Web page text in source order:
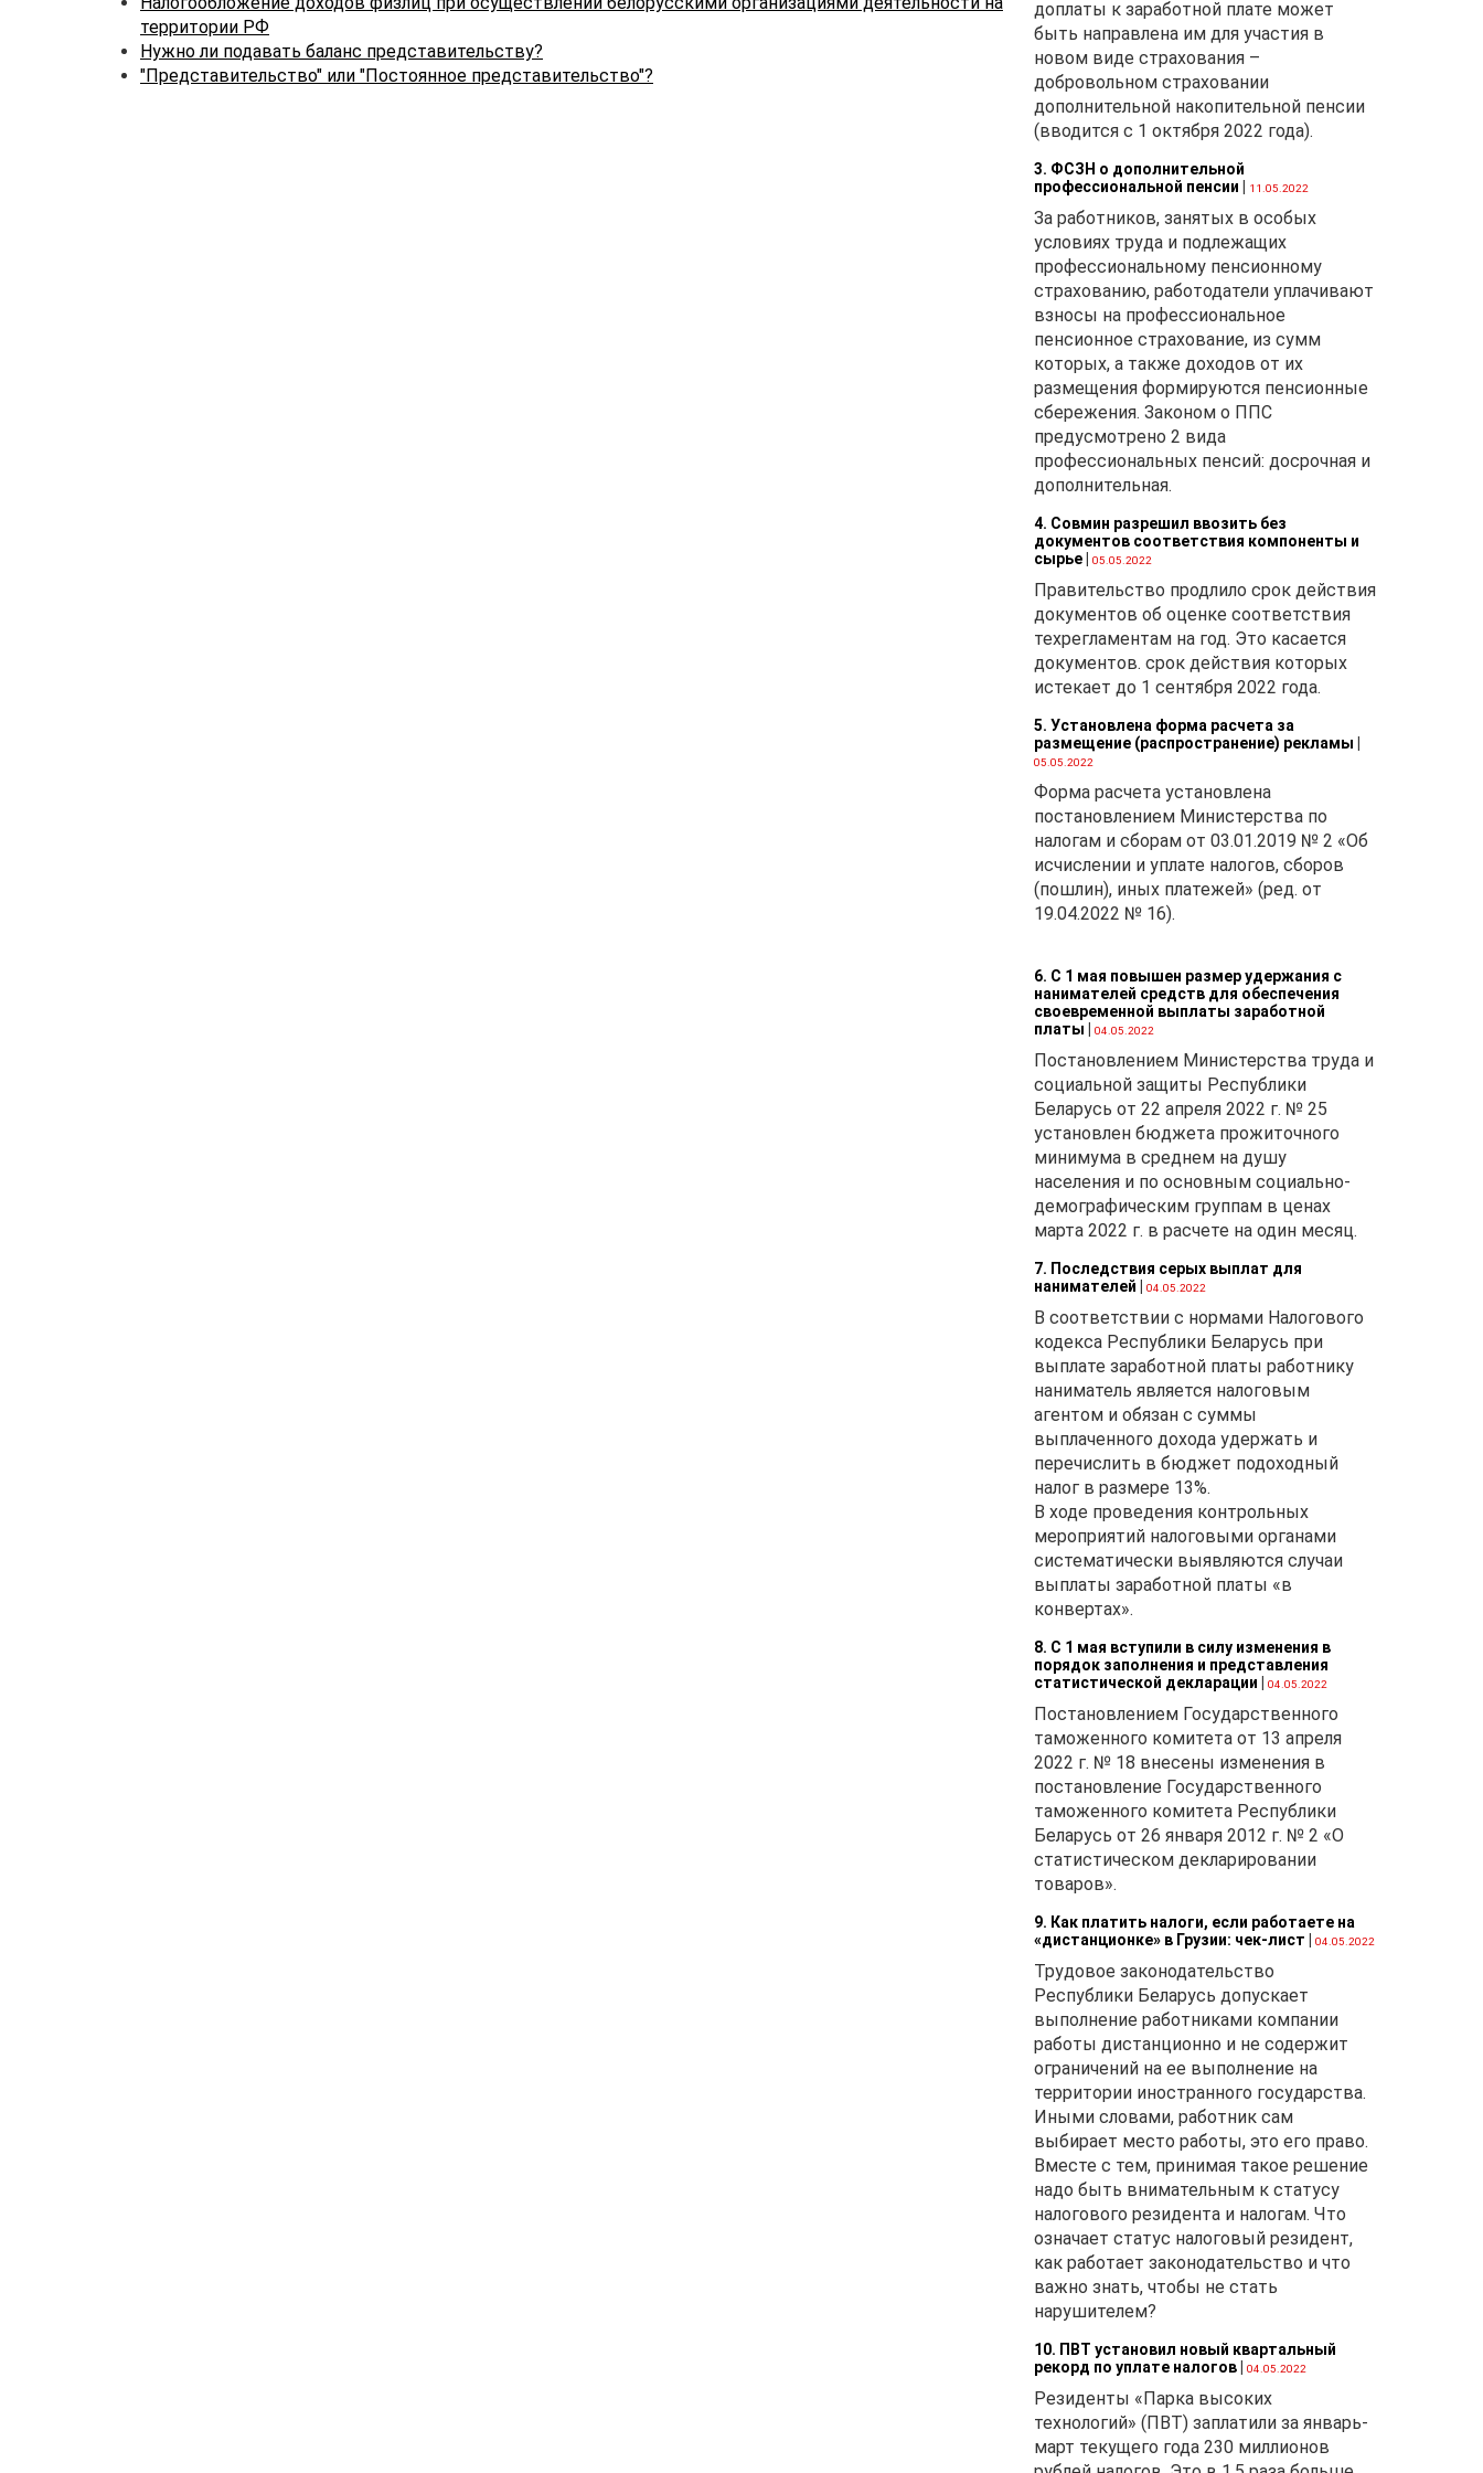
территории РФ
Нужно ли подавать баланс представительству?
"Представительство" или "Постоянное представительство"?
доплаты к заработной плате может
быть направлена им для участия в
новом виде страхования –
добровольном страховании
дополнительной накопительной пенсии
(вводится с 1 октября 2022 года).
3. ФСЗН о дополнительной
профессиональной пенсии
11.05.2022
За работников, занятых в особых
условиях труда и подлежащих
профессиональному пенсионному
страхованию, работодатели уплачивают
взносы на профессиональное
пенсионное страхование, из сумм
которых, а также доходов от их
размещения формируются пенсионные
сбережения. Законом о ППС
предусмотрено 2 вида
профессиональных пенсий: досрочная и
дополнительная.
4. Совмин разрешил ввозить без
документов соответствия компоненты и
сырье| 05.05.2022
Правительство продлило срок действия
документов об оценке соответствия
техрегламентам на год. Это касается
документов. срок действия которых
истекает до 1 сентября 2022 года.
5. Установлена форма расчета за
размещение (распространение) рекламы
05.05.2022
Форма расчета установлена
постановлением Министерства по
налогам и сборам от 03.01.2019 № 2 «Об
исчислении и уплате налогов, сборов
(пошлин), иных платежей» (ред. от
19.04.2022 № 16).
6. С 1 мая повышен размер удержания с
нанимателей средств для обеспечения
своевременной выплаты заработной
платы
04.05.2022
Постановлением Министерства труда и
социальной защиты Республики
Беларусь от 22 апреля 2022 г. № 25
установлен бюджета прожиточного
минимума в среднем на душу
населения и по основным социально-
демографическим группам в ценах
марта 2022 г. в расчете на один месяц.
7. Последствия серых выплат для
нанимателей
04.05.2022
В соответствии с нормами Налогового
кодекса Республики Беларусь при
выплате заработной платы работнику
наниматель является налоговым
агентом и обязан с суммы
выплаченного дохода удержать и
перечислить в бюджет подоходный
налог в размере 13%.
В ходе проведения контрольных
мероприятий налоговыми органами
систематически выявляются случаи
выплаты заработной платы «в
конвертах».
8. С 1 мая вступили в силу изменения в
порядок заполнения и представления
статистической декларации
04.05.2022
Постановлением Государственного
таможенного комитета от 13 апреля
2022 г. № 18 внесены изменения в
постановление Государственного
таможенного комитета Республики
Беларусь от 26 января 2012 г. № 2 «О
статистическом декларировании
товаров».
9. Как платить налоги, если работаете на
«дистанционке» в Грузии: чек-лист
04.05.2022
Трудовое законодательство
Республики Беларусь допускает
выполнение работниками компании
работы дистанционно и не содержит
ограничений на ее выполнение на
территории иностранного государства.
Иными словами, работник сам
выбирает место работы, это его право.
Вместе с тем, принимая такое решение
надо быть внимательным к статусу
налогового резидента и налогам. Что
означает статус налоговый резидент,
как работает законодательство и что
важно знать, чтобы не стать
нарушителем?
10. ПВТ установил новый квартальный
рекорд по уплате налогов| 04.05.2022
Резиденты «Парка высоких
технологий» (ПВТ) заплатили за январь-
март текущего года 230 миллионов